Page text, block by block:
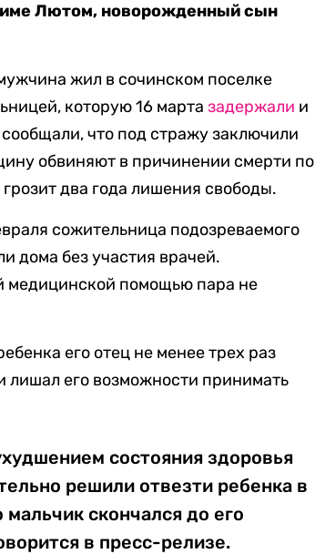
Лютом, новорожденный сын
жил в сочинском поселке
которую 16 марта задержали и
что под стражу заключили
обвиняют в причинении смерти по
два года лишения свободы.
сожительница подозреваемого
дома без участия врачей.
медицинской помощью пара не
его отец не менее трех раз
лишал его возможности принимать
состояния здоровья
решили отвезти ребенка в
скончался до его
в пресс-релизе.